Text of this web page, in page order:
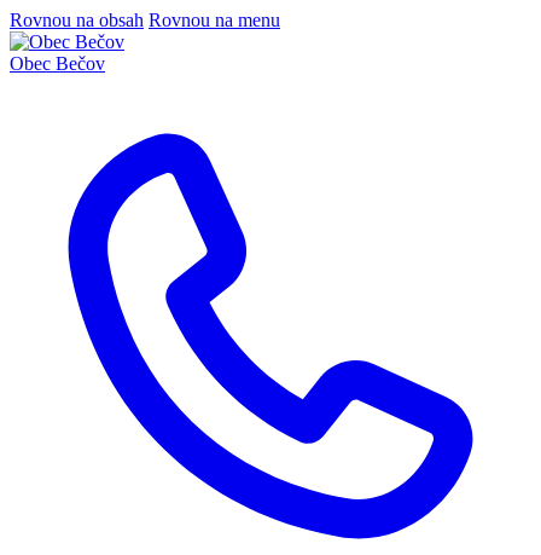
Rovnou na obsah Rovnou na menu
Obec Bečov